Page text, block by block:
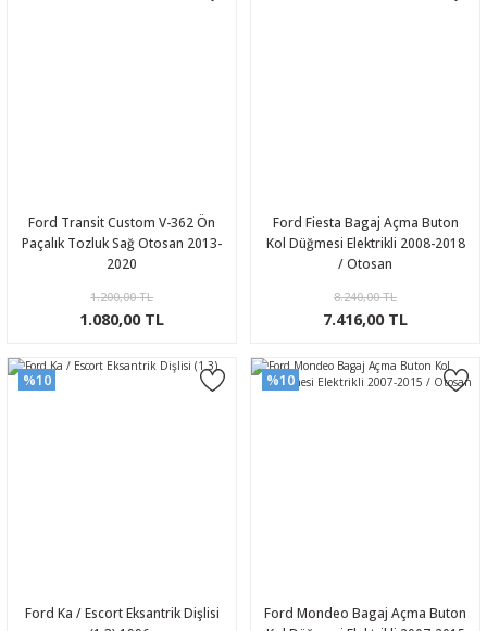
Ford Transit Custom V-362 Ön
Paçalık Tozluk Sağ Otosan 2013-
2020
1.200,00 TL
1.080,00 TL
Ford Fiesta Bagaj Açma Buton
Kol Düğmesi Elektrikli 2008-2018
/ Otosan
8.240,00 TL
7.416,00 TL
%10
Ford Ka / Escort Eksantrik Dişlisi
%10
Ford Mondeo Bagaj Açma Buton